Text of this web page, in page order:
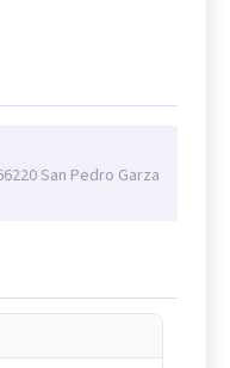
San Pedro Garza